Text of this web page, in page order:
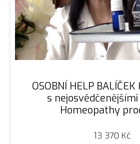
OSOBNÍ HELP BALÍČEK
s
Homeopathy
13 370 Kč